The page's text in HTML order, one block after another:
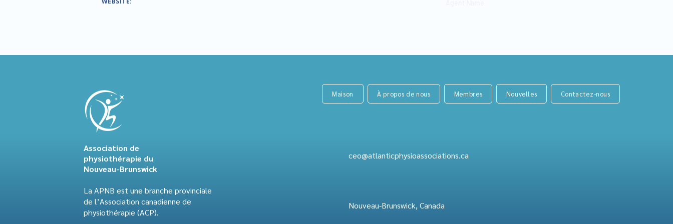
Association de
physiothérapie du
Nouveau-Brunswick
La APNB est une branche provinciale
de l’Association canadienne de
physiothérapie (ACP).
Maison À propos de nous Membres Nouvelles Contactez-nous
ceo@atlanticphysioassociations.ca
Nouveau-Brunswick, Canada